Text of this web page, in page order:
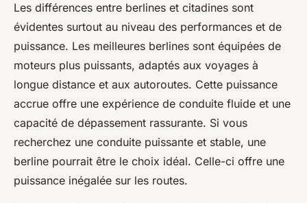
Les différences entre berlines et citadines sont
évidentes surtout au niveau des performances et de
puissance. Les meilleures berlines sont équipées de
moteurs plus puissants, adaptés aux voyages à
longue distance et aux autoroutes. Cette puissance
accrue offre une expérience de conduite fluide et une
capacité de dépassement rassurante. Si vous
recherchez une conduite puissante et stable, une
berline pourrait être le choix idéal. Celle-ci offre une
puissance inégalée sur les routes.